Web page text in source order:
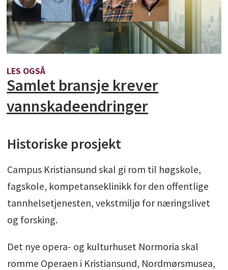
LES OGSÅ
Samlet bransje krever
vannskadeendringer
Historiske prosjekt
Campus Kristiansund skal gi rom til høgskole,
fagskole, kompetanseklinikk for den offentlige
tannhelsetjenesten, vekstmiljø for næringslivet
og forsking.
Det nye opera- og kulturhuset Normoria skal
romme Operaen i Kristiansund, Nordmørsmusea,